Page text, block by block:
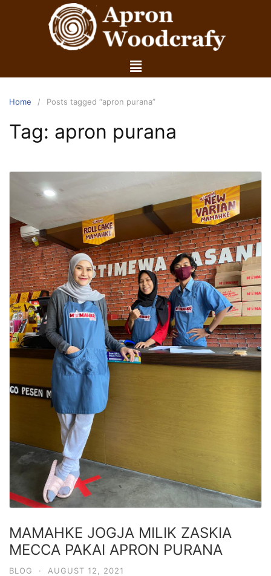
Home Posts tagged “apron purana”
Tag: apron purana
MAMAHKE JOGJA MILIK ZASKIA
MECCA PAKAI APRON PURANA
BLOG · AUGUST 12, 2021